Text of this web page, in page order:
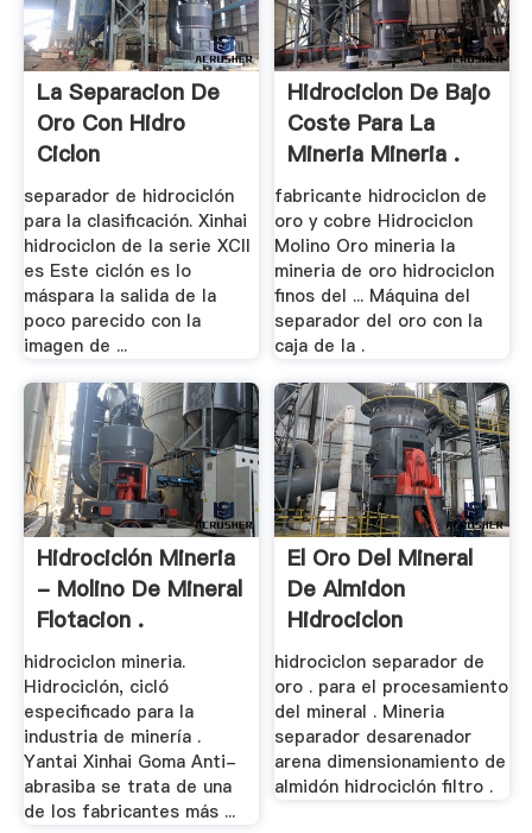
La Separacion De
Oro Con Hidro
Ciclon
separador de hidrociclón
para la clasificación. Xinhai
hidrociclon de la serie XCII
es Este ciclón es lo
máspara la salida de la
poco parecido con la
imagen de ...
Hidrociclon De Bajo
Coste Para La
Mineria Mineria .
fabricante hidrociclon de
oro y cobre Hidrociclon
Molino Oro mineria la
mineria de oro hidrociclon
finos del ... Máquina del
separador del oro con la
caja de la .
Hidrociclón Mineria
- Molino De Mineral
Flotacion .
hidrociclon mineria.
Hidrociclón, cicló
especificado para la
industria de minería .
Yantai Xinhai Goma Anti-
abrasiba se trata de una
de los fabricantes más ...
El Oro Del Mineral
De Almidon
Hidrociclon
hidrociclon separador de
oro . para el procesamiento
del mineral . Mineria
separador desarenador
arena dimensionamiento de
almidón hidrociclón filtro .